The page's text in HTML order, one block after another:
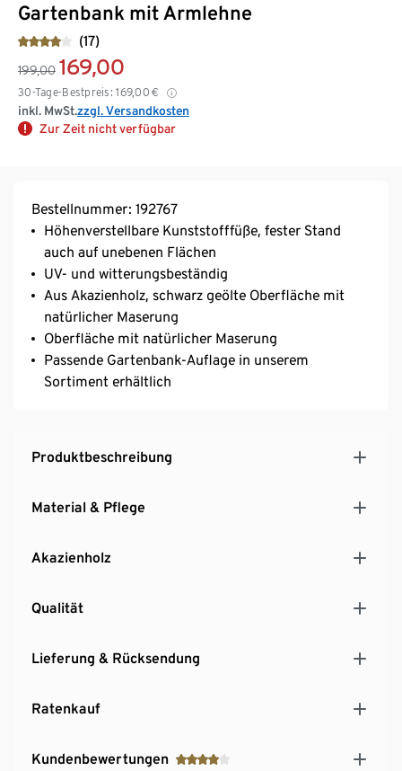
Gartenbank mit Armlehne
(17)
199,00 169,00
30-Tage-Bestpreis: 169,00 €
inkl. MwSt.zzgl. Versandkosten
Zur Zeit nicht verfügbar
Bestellnummer: 192767
Höhenverstellbare Kunststofffüße, fester Stand
auch auf unebenen Flächen
UV- und witterungsbeständig
Aus Akazienholz, schwarz geölte Oberfläche mit
natürlicher Maserung
Oberfläche mit natürlicher Maserung
Passende Gartenbank-Auflage in unserem
Sortiment erhältlich
Produktbeschreibung
Material & Pflege
Akazienholz
Qualität
Lieferung & Rücksendung
Ratenkauf
Kundenbewertungen